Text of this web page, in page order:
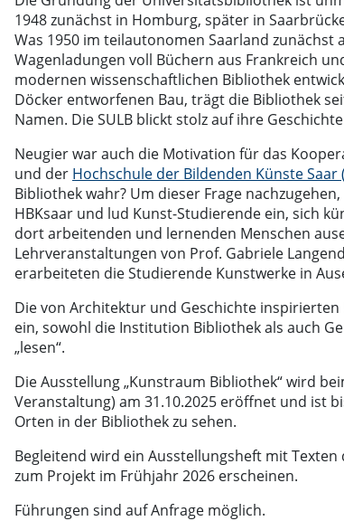
1948 zunächst in Homburg, später in
Was 1950 im teilautonomen Saarland
Wagenladungen voll Büchern aus Frankreich
modernen wissenschaftlichen Bibliothek
Döcker entworfenen Bau, trägt die Bibliothek
Namen. Die SULB blickt stolz auf ihre
Neugier war auch die Motivation für das
und der Hochschule der Bildenden Künste Saar
Bibliothek wahr? Um dieser Frage
HBKsaar und lud Kunst-Studierende ein, sich
dort arbeitenden und lernenden Menschen
Lehrveranstaltungen von Prof. Gabriele
erarbeiteten die Studierende Kunstwerke in
Die von Architektur und Geschichte
ein, sowohl die Institution Bibliothek als auch
„lesen“.
Die Ausstellung „Kunstraum Bibliothek“ wird
Veranstaltung) am 31.10.2025 eröffnet und ist
Orten in der Bibliothek zu sehen.
Begleitend wird ein Ausstellungsheft mit
zum Projekt im Frühjahr 2026 erscheinen.
Führungen sind auf Anfrage möglich.